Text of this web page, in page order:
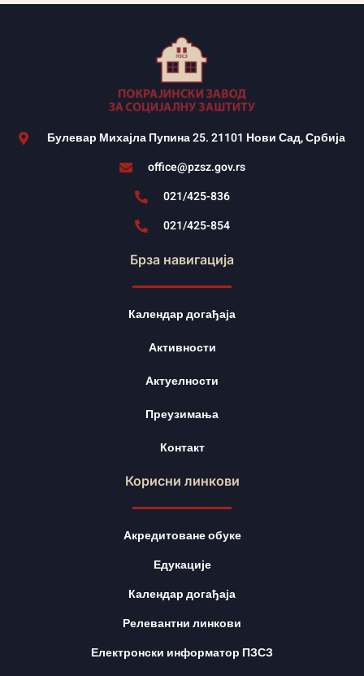
Булевар Михајла Пупина 25. 21101 Нови Сад, Србија
office@pzsz.gov.rs
021/425-836
021/425-854
Брза навигација
Календар догађаја
Активности
Актуелности
Преузимања
Контакт
Корисни линкови
Акредитоване обуке
Едукације
Календар догађаја
Релевантни линкови
Електронски информатор ПЗСЗ